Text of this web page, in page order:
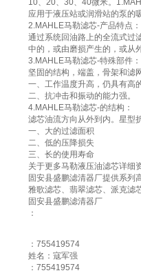
10、20、30、40微米。
应用于液压站或润滑站的泵的
2.MAHLE马勒滤芯-产品特点：
通过系统回油路上的全流式过
中的，或由磨损产生的，或从
3.MAHLE马勒滤芯-特殊部件：
坚固的结构，端盖，骨架和滤
一、工作温度升高，仍具有高
二、抗冲击和振动的能力强。
4.MAHLE马勒滤芯-的结构：
滤芯油流方向从外到内。星型
一、大的过滤面积
二、低的压降损失
三、长的使用寿命
关于更多马勒液压油滤芯详细
固安县盛鹏滤清器厂提供系列
雅歌滤芯、翡翠滤芯、派克滤
固安县盛鹏滤清器厂
：
：755419574
姓名：寇军强
：755419574